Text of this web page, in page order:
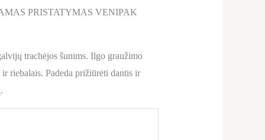
PRISTATYMAS VENIPAK
trachėjos šunims. Ilgo graužimo
riebalais. Padeda prižiūrėti dantis ir